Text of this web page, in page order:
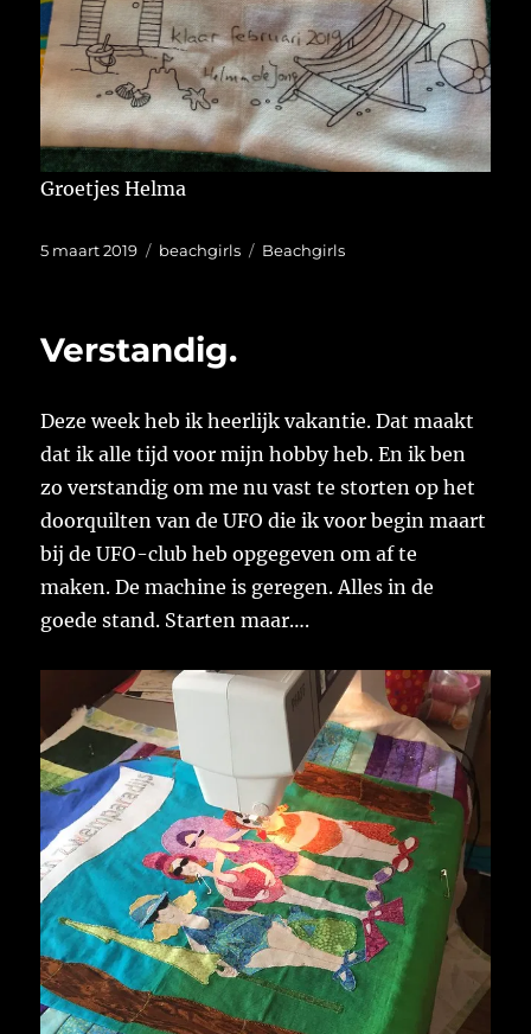
Groetjes Helma
Geplaatst
5 maart 2019 Categorieën
beachgirls Tags
Beachgirls
Verstandig.
Deze week heb ik heerlijk vakantie. Dat maakt
dat ik alle tijd voor mijn hobby heb. En ik ben
zo verstandig om me nu vast te storten op het
doorquilten van de UFO die ik voor begin maart
bij de UFO-club heb opgegeven om af te
maken. De machine is geregen. Alles in de
goede stand. Starten maar….